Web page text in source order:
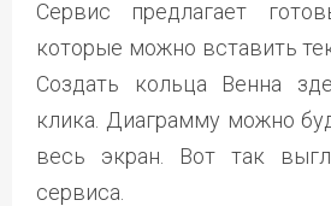
Сервис предлагает
которые можно вставить
Создать кольца Венна
клика. Диаграмму можно
весь экран. Вот так
сервиса.